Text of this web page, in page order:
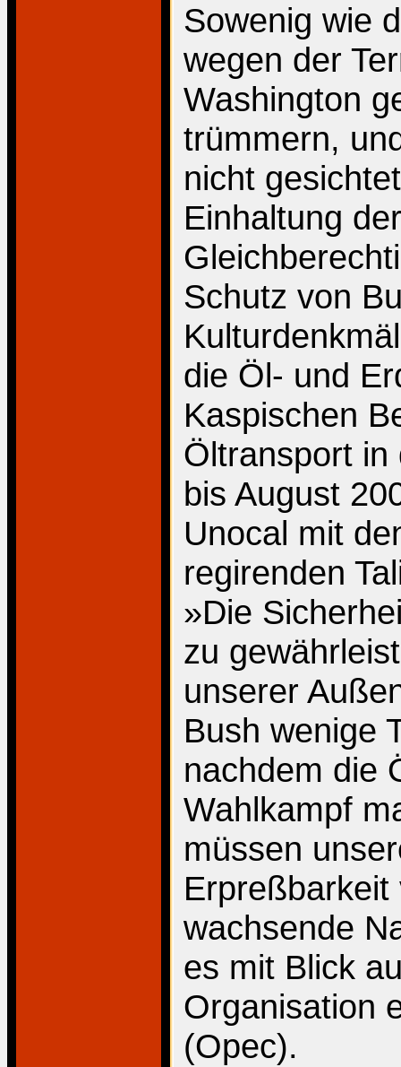
Sowenig wie
wegen der
Washington
trümmern,
nicht
Einhaltung
Schutz von
die Öl- und
Kaspischen
Öltransport in
bis August
Unocal mit
regirenden
»Die
zu
unserer
Bush wenige
nachdem die
Wahlkampf
müssen
wachsende
es mit Blick
Organisation
(Opec).